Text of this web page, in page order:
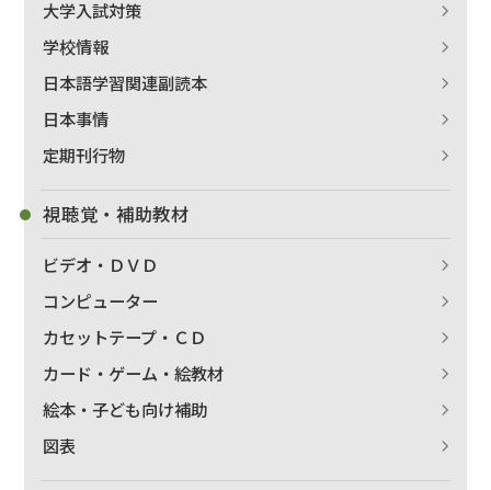
出版社名で絞り込む
著者名で絞り込む
大学入試対策
学校情報
日本語学習関連副読本
日本事情
定期刊行物
視聴覚・補助教材
ビデオ・ＤＶＤ
コンピューター
カセットテープ・ＣＤ
カード・ゲーム・絵教材
絵本・子ども向け補助
図表